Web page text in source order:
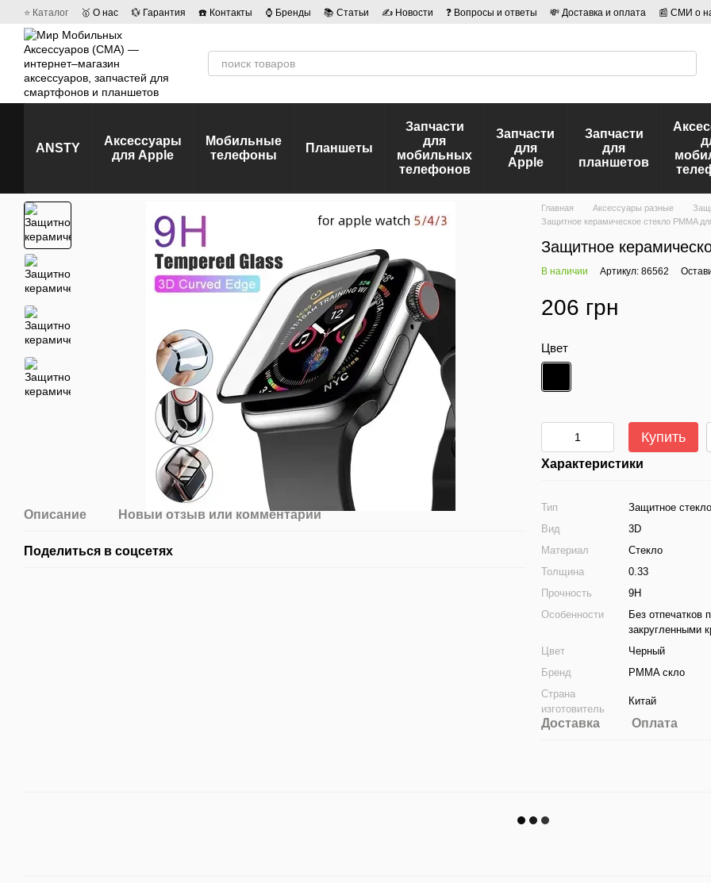
Перейти к основному контенту
⭐ Каталог 🥇 О нас 💱 Гарантия ☎️ Контакты ⌚ Бренды 📚 Статьи ✍ Новости ❓ Вопросы и ответы 💸 Доставка и оплата
📰 СМИ о
ANSTY
Аксессуары
для Apple
Мобильные
телефоны
Планшеты
Запчасти
для
мобильных
телефонов
Запчасти
для
Apple
Запчасти
для
планшетов
Описание Новый отзыв или комментарий
Поделиться в соцсетях
Главная Аксессуары разные
Защитное керамическое стекло PMMA
Защитное
В наличии Артикул: 86562
206 грн
Цвет
Купить
Характеристики
Тип
Защитное стекло
Вид
3D
Материал
Стекло
Толщина
0.33
Прочность
9H
Особенности
Без отпечатков
закругленными
Цвет
Черный
Бренд
PMMA скло
Страна
изготовитель
Китай
Доставка Оплата